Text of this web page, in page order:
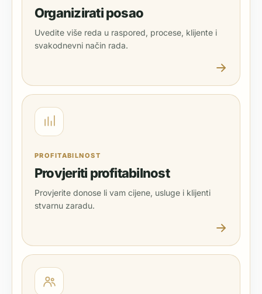
Organizirati posao
Uvedite više reda u raspored, procese, klijente i
svakodnevni način rada.
PROFITABILNOST
Provjeriti profitabilnost
Provjerite donose li vam cijene, usluge i klijenti
stvarnu zaradu.